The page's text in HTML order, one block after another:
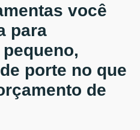
você
para
porte no que
de